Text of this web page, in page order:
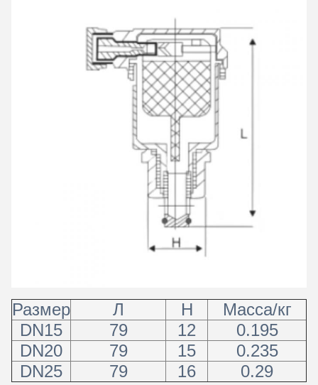
Размер Л H
Масса/кг
DN15
79 12
0.195
DN20
79 15
0.235
DN25
79 16 0.29